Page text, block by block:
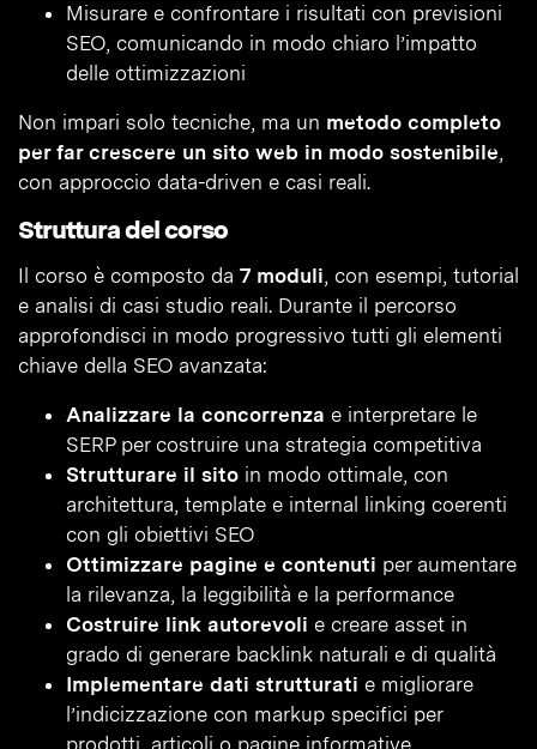
Misurare e confrontare i risultati con previsioni
SEO, comunicando in modo chiaro l’impatto
delle ottimizzazioni
Non impari solo tecniche, ma un metodo completo
per far crescere un sito web in modo sostenibile,
con approccio data-driven e casi reali.
Struttura del corso
Il corso è composto da 7 moduli, con esempi, tutorial
e analisi di casi studio reali. Durante il percorso
approfondisci in modo progressivo tutti gli elementi
chiave della SEO avanzata:
Analizzare la concorrenza e interpretare le
SERP per costruire una strategia competitiva
Strutturare il sito in modo ottimale, con
architettura, template e internal linking coerenti
con gli obiettivi SEO
Ottimizzare pagine e contenuti per aumentare
la rilevanza, la leggibilità e la performance
Costruire link autorevoli e creare asset in
grado di generare backlink naturali e di qualità
Implementare dati strutturati e migliorare
l’indicizzazione con markup specifici per